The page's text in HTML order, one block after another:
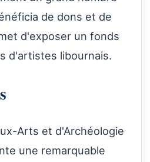
de dons et de
d'exposer un fonds
d'artistes libournais.
Arts et d'Archéologie
une remarquable